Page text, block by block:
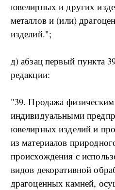
ювелирных и других
металлов и (или)
изделий.";
д) абзац первый пункта
редакции:
"39. Продажа
индивидуальными
ювелирных изделий и
из материалов
происхождения с
видов декоративной
драгоценных камней,